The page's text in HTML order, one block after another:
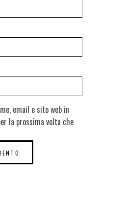
email e sito web in
la prossima volta che